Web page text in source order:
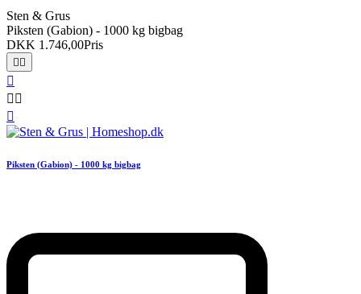
Sten & Grus
Piksten (Gabion) - 1000 kg bigbag
DKK 1.746,00Pris
 

 

Piksten (Gabion) - 1000 kg bigbag